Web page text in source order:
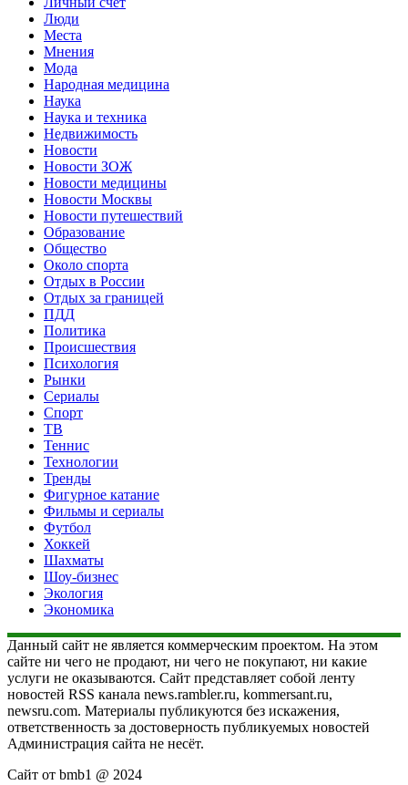
Люди
Места
Мнения
Мода
Народная медицина
Наука
Наука и техника
Недвижимость
Новости
Новости ЗОЖ
Новости медицины
Новости Москвы
Новости путешествий
Образование
Общество
Около спорта
Отдых в России
Отдых за границей
ПДД
Политика
Происшествия
Психология
Рынки
Сериалы
Спорт
ТВ
Теннис
Технологии
Тренды
Фигурное катание
Фильмы и сериалы
Футбол
Хоккей
Шахматы
Шоу-бизнес
Экология
Экономика
Данный сайт не является коммерческим проектом. На этом
сайте ни чего не продают, ни чего не покупают, ни какие
услуги не оказываются. Сайт представляет собой ленту
новостей RSS канала news.rambler.ru, kommersant.ru,
newsru.com. Материалы публикуются без искажения,
ответственность за достоверность публикуемых новостей
Администрация сайта не несёт.
Сайт от bmb1 @ 2024